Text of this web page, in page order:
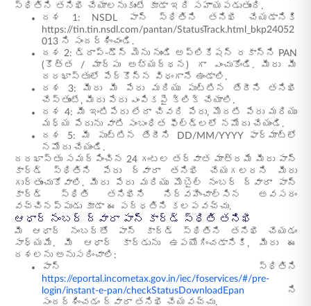
స్థితిని తనిఖీ చేయాలనుకుంటే కూడా ఇది సహాయపడుతుంది.
దశ 1: NSDL పాన్ స్థితిని తనిఖీ చేయడానికి
https://tin.tin.nsdl.com/pantan/StatusTrack.html_bkp24052
013 ని సందర్శించండి.
దశ 2: డ్రాప్-డౌన్ మెను నుండి అప్లికేషన్ రకాన్ని PAN
(కొత్త / మార్పు అభ్యర్థన) గా ఎంచుకోండి. మీరు మీ
దరఖాస్తులో పేర్కొన్న విధంగానే ఉండాలి.
దశ 3: మీరు మీ పేరు మరియు పుట్టిన తేదీని తనిఖీ
చేస్తుంటే, మీరు పేరు ఎంపికపై క్లిక్ చేయాలి.
దశ 4: మీ ఇంటిపేరు లేదా చివరి పేరు, మొదటి పేరు మరియు
మధ్య పేరును వాటి సంబంధిత ఫీల్డ్‌లలో నమోదు చేయండి.
దశ 5: మీ పుట్టిన తేదీని DD/MM/YYYY ఫార్మాట్‌లో
నమోదు చేయండి.
దరఖాస్తు సమర్పించిన 24 గంటల తర్వాత మాత్రమే మీరు పాన్
కార్డ్ స్థితిని పేరు ద్వారా తనిఖీ చేయగలరని మీరు
గుర్తుంచుకోవాలి. మీరు పేరు మరియు మొబైల్ నంబర్ ద్వారా పాన్
కార్డ్ స్థితి తనిఖీని నిర్వహించాల్సిన అవసరం
వచ్చినప్పుడు కూడా ఈ పద్ధతిని కలపవచ్చు.
ఆధార్ నంబర్ ద్వారా పాన్ కార్డ్ స్థితి తనిఖీ
మీ ఆధార్ నంబర్‌తో పాన్ కార్డ్ స్థితిని తనిఖీ చేయడం
సాధ్యమే. మీ ఆధార్ కార్డును ఉపయోగించడానికి, మీరు ఈ
దశలను అనుసరించాలి:
పాన్ స్థితిని
https://eportal.incometax.gov.in/iec/foservices/#/pre-
login/instant-e-pan/checkStatusDownloadEpan ని
సందర్శించడం ద్వారా తనిఖీ చేయవచ్చు.